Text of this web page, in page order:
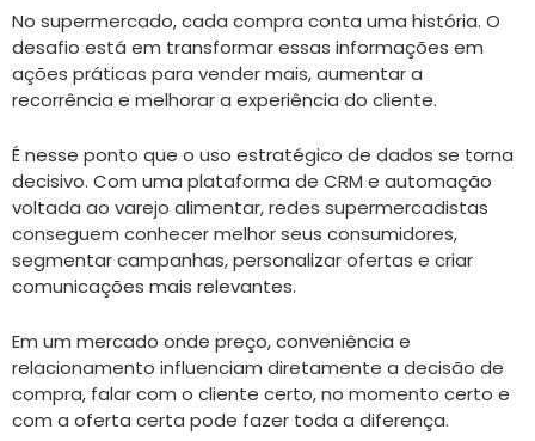
No supermercado, cada compra conta uma história. O
desafio está em transformar essas informações em
ações práticas para vender mais, aumentar a
recorrência e melhorar a experiência do cliente.
É nesse ponto que o uso estratégico de dados se torna
decisivo. Com uma plataforma de CRM e automação
voltada ao varejo alimentar, redes supermercadistas
conseguem conhecer melhor seus consumidores,
segmentar campanhas, personalizar ofertas e criar
comunicações mais relevantes.
Em um mercado onde preço, conveniência e
relacionamento influenciam diretamente a decisão de
compra, falar com o cliente certo, no momento certo e
com a oferta certa pode fazer toda a diferença.